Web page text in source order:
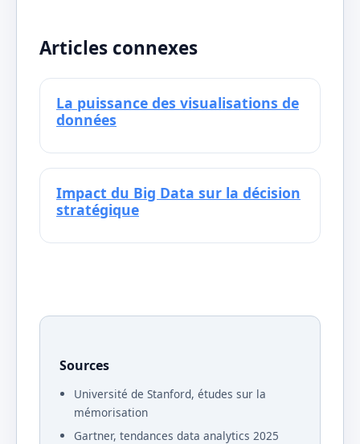
Articles connexes
La puissance des visualisations de
données
Impact du Big Data sur la décision
stratégique
Sources
Université de Stanford, études sur la
mémorisation
Gartner, tendances data analytics 2025